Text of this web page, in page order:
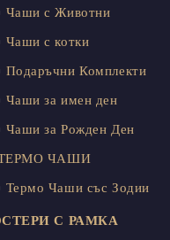
Чаши с Животни
Чаши с котки
Подаръчни Комплекти
Чаши за имен ден
Чаши за Рожден Ден
ЧАШИ
Термо Чаши със Зодии
С РАМКА